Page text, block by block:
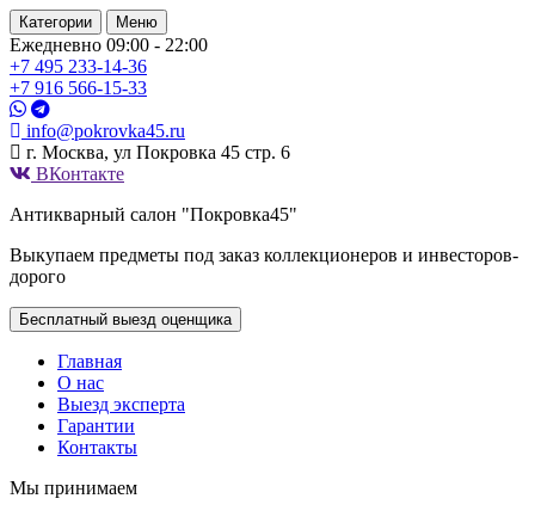
Категории Меню
Ежедневно 09:00 - 22:00
+7 495 233-14-36
+7 916 566-15-33
info@pokrovka45.ru
г. Москва, ул Покровка 45 стр. 6
ВКонтакте
Антикварный салон "Покровка45"
Выкупаем предметы под заказ коллекционеров и инвесторов-
дорого
Бесплатный выезд оценщика
Главная
О нас
Выезд эксперта
Гарантии
Контакты
Мы принимаем